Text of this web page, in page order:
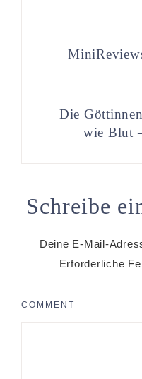
Die
wie Blut
Schreibe
Deine E-Mail-
Erforderliche
COMMENT